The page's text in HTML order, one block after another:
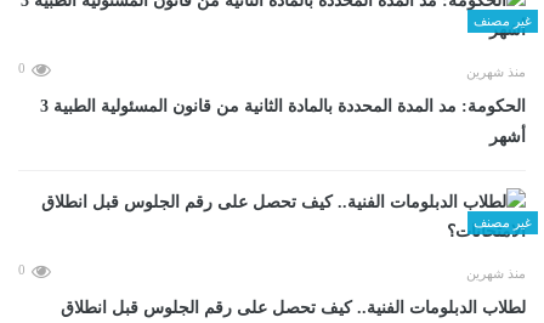
غير مصنف
منذ شهرين 0
الحكومة: مد المدة المحددة بالمادة الثانية من قانون المسئولية الطبية 3
أشهر
غير مصنف
منذ شهرين 0
لطلاب الدبلومات الفنية.. كيف تحصل على رقم الجلوس قبل انطلاق